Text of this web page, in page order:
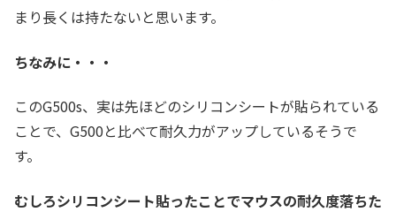
まり長くは持たないと思います。
ちなみに・・・
このG500s、実は先ほどのシリコンシートが貼られている
ことで、G500と比べて耐久力がアップしているそうで
す。
むしろシリコンシート貼ったことでマウスの耐久度落ちた